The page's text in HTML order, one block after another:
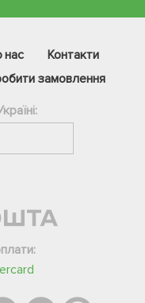
нас
Контакти
замовлення
Телеграм
Вайбер